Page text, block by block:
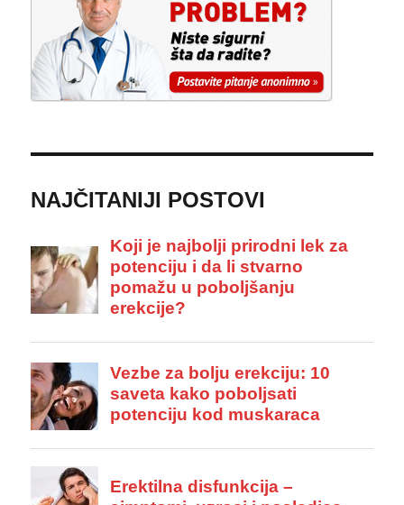
NAJČITANIJI POSTOVI